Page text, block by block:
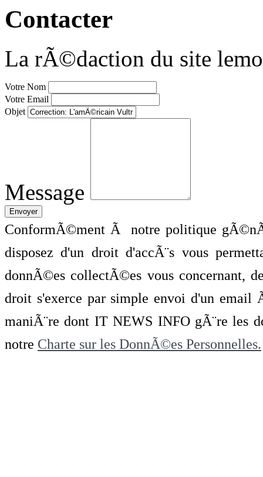
Contacter
La rÃ©daction du site
Votre Nom
Votre Email
Objet
Message
ConformÃ©ment Ã notre politique
disposez d'un droit d'accÃ¨s vous
donnÃ©es collectÃ©es vous concernant,
droit s'exerce par simple envoi d'un
maniÃ¨re dont IT NEWS INFO gÃ¨re les
notre Charte sur les DonnÃ©es Personnelles.